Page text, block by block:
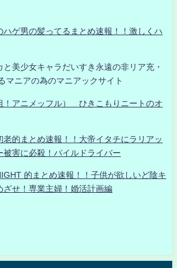
ハゲ男の髪ってるまとめ速報！！激しくハ
と美少女キャラだいすき永遠の非リア充・
マニアの為のマニアックサイト
！アニメッフル） ひきこもりニートのオ
老的まとめ速報！！大帝イタチにラリアッ
被害に必殺！パイルドライバー
的まとめ速報！！子供が欲しいど陰キ
ざせ！専業主婦！婚活計画編